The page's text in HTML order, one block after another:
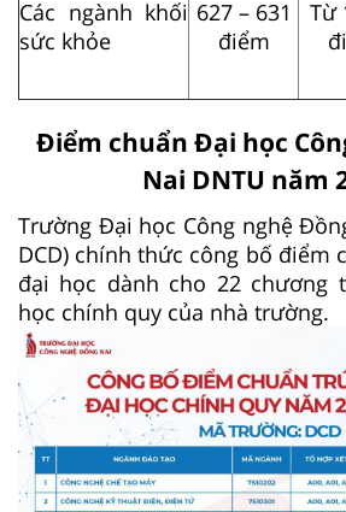
Các ngành khối
sức khỏe
627 – 631
điểm
Từ
Điểm chuẩn Đại học
Nai DNTU năm
Trường Đại học Công nghệ
DCD) chính thức công bố điểm
đại học dành cho 22 chương
học chính quy của nhà trường.